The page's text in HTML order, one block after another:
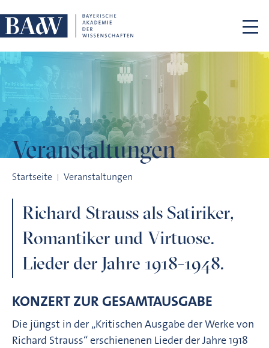
Veranstaltungen
Startseite Veranstaltungen
Richard Strauss als Satiriker,
Romantiker und Virtuose.
Lieder der Jahre 1918-1948.
KONZERT ZUR GESAMTAUSGABE
Die jüngst in der „Kritischen Ausgabe der Werke von
Richard Strauss“ erschienenen Lieder der Jahre 1918